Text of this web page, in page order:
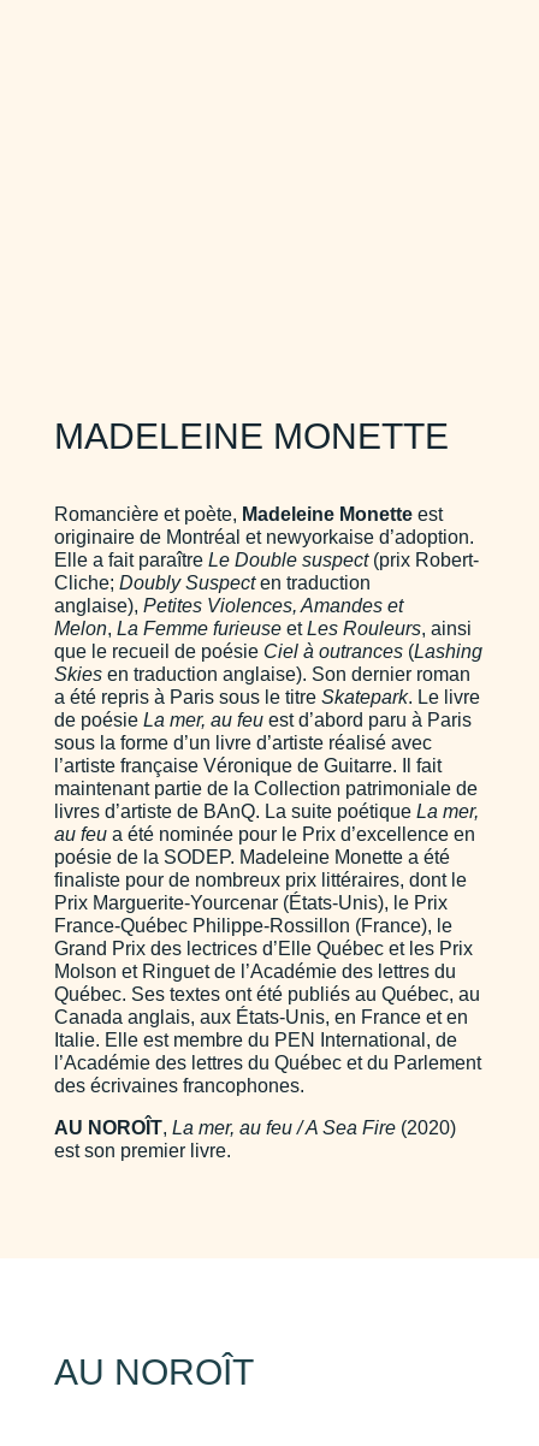
MADELEINE MONETTE
Romancière et poète, Madeleine Monette est
originaire de Montréal et newyorkaise d’adoption.
Elle a fait paraître Le Double suspect (prix Robert-
Cliche; Doubly Suspecten traduction
anglaise), Petites Violences, Amandes et
Melon, La Femme furieuse etLes Rouleurs, ainsi
que le recueil de poésie Ciel à outrances (Lashing
Skies en traduction anglaise). Son dernier roman
a été repris à Paris sous le titre Skatepark. Le livre
de poésie La mer, au feu est d’abord paru à Paris
sous la forme d’un livre d’artiste réalisé avec
l’artiste française Véronique de Guitarre. Il fait
maintenant partie de la Collection patrimoniale de
livres d’artiste de BAnQ. La suite poétique La mer,
au feu a été nominée pour le Prix d’excellence en
poésie de la SODEP. Madeleine Monette a été
finaliste pour de nombreux prix littéraires, dont le
Prix Marguerite-Yourcenar (États-Unis), le Prix
France-Québec Philippe-Rossillon (France), le
Grand Prix des lectrices d’Elle Québec et les Prix
Molson et Ringuet de l’Académie des lettres du
Québec. Ses textes ont été publiés au Québec, au
Canada anglais, aux États-Unis, en France et en
Italie. Elle est membre du PEN International, de
l’Académie des lettres du Québec et du Parlement
des écrivaines francophones.
AU NOROÎT, La mer, au feu / A Sea Fire (2020)
est son premier livre.
AU NOROÎT